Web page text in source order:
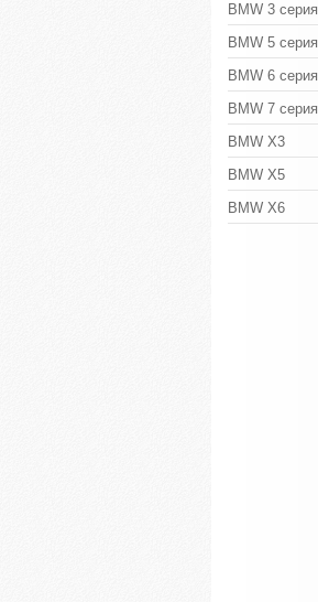
BMW 3 серия
BMW 5 серия
BMW 6 серия
BMW 7 серия
BMW X3
BMW X5
BMW X6